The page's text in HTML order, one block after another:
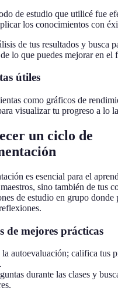
de estudio que utilicé fue
los conocimientos con
de tus resultados y busca
lo que puedes mejorar en el
útiles
como gráficos de
visualizar tu progreso a lo
un ciclo de
es esencial para el
sino también de tus
de estudio en grupo
de mejores prácticas
la autoevaluación; califica tus
durante las clases y